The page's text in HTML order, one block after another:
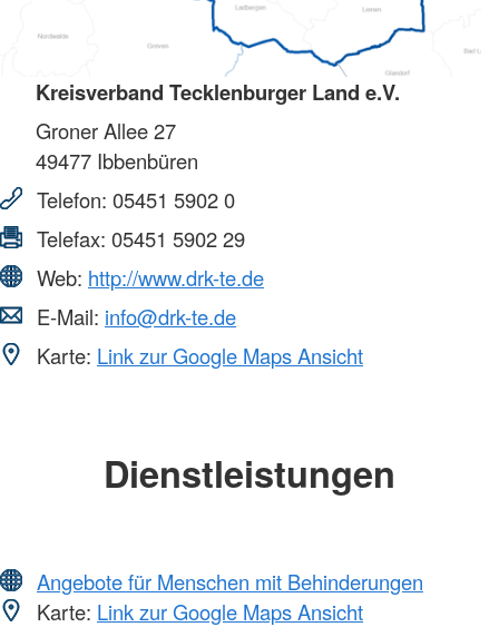
Kreisverband Tecklenburger Land e.V.
Groner Allee 27
49477 Ibbenbüren
Telefon: 05451 5902 0
Telefax: 05451 5902 29
Web: http://www.drk-te.de
E-Mail: info@drk-te.de
Karte: Link zur Google Maps Ansicht
Dienstleistungen
Angebote für Menschen mit Behinderungen
Karte: Link zur Google Maps Ansicht